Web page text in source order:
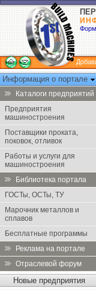
Информация о портале
Каталоги предприятий
Предприятия
машиностроения
Поставщики проката,
поковок, отливок
Работы и услуги для
машиностроения
Библиотека портала
ГОСТы, ОСТы, ТУ
Марочник металлов и
сплавов
Бесплатные программы
Реклама на портале
Отраслевой форум
Новые предприятия